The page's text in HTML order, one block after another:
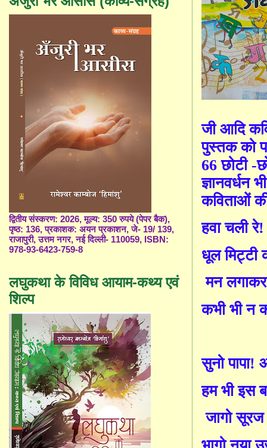
जी आदि
पुस्तक को
66 छोटी -
ज्ञानवर्धन
कविताओं
हवा चली
धूल मिट्टी
मन
कभी भी न
सुनो पापा!
हम भी इस
जागो
द्वितीय संस्करण: 2026, मूल्य: 350 रुपये (पेपर बैक),
पृष्ठ: 136, प्रकाशक: अयन प्रकाशन, जे- 19/ 139,
राजापुरी, उत्तम नगर, नई दिल्ली- 110059, ISBN:
978-93-6423-759-8
लघुकथा के विविध आयाम-कथ्य एवं
शिल्प